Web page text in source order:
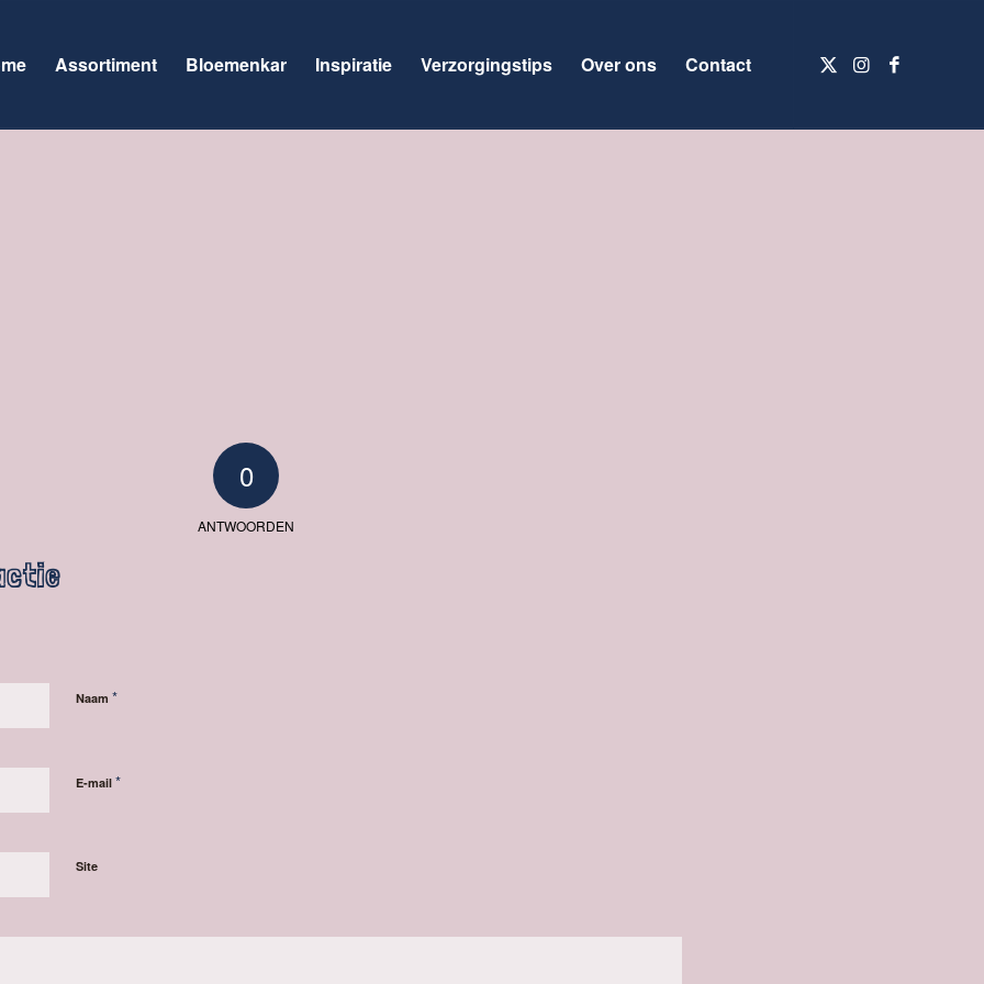
Assortiment Bloemenkar Inspiratie Verzorgingstips Over ons Contact
0
ANTWOORDEN
Naam *
E-mail *
Site